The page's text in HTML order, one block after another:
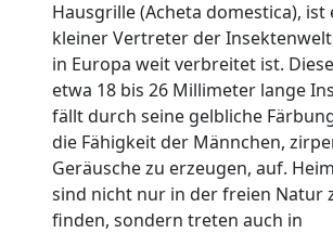
Hausgrille (Acheta domestica), ist
kleiner Vertreter der
in Europa weit verbreitet ist.
etwa 18 bis 26 Millimeter lange
fällt durch seine gelbliche
die Fähigkeit der Männchen,
Geräusche zu erzeugen, auf.
sind nicht nur in der freien Natur
finden, sondern treten auch in